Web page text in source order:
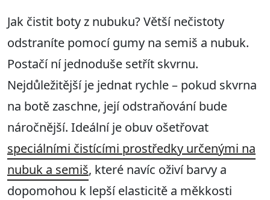
Jak čistit boty z nubuku? Větší nečistoty
odstraníte pomocí gumy na semiš a nubuk.
Postačí ní jednoduše setřít skvrnu.
Nejdůležitější je jednat rychle – pokud skvrna
na botě zaschne, její odstraňování bude
náročnější. Ideální je obuv ošetřovat
speciálními čistícími prostředky určenými na
nubuk a semiš, které navíc oživí barvy a
dopomohou k lepší elasticitě a měkkosti